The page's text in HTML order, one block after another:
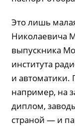
Это лишь
Николаевича
выпускника
института
и автоматики.
например, на
диплом,
страной — и